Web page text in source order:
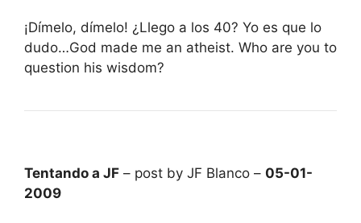
¡Dímelo, dímelo! ¿Llego a los 40? Yo es que lo
dudo…God made me an atheist. Who are you to
question his wisdom?
Tentando a JF – post by JF Blanco – 05-01-
2009